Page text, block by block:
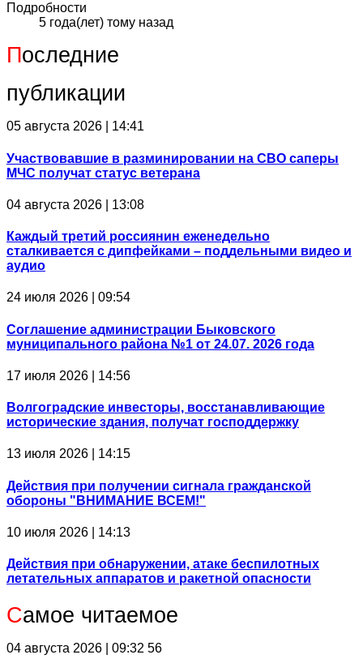
Подробности
5 года(лет) тому назад
Последние
публикации
05 августа 2026 | 14:41
Участвовавшие в разминировании на СВО саперы
МЧС получат статус ветерана
04 августа 2026 | 13:08
Каждый третий россиянин еженедельно
сталкивается с дипфейками – поддельными видео и
аудио
24 июля 2026 | 09:54
Соглашение администрации Быковского
муниципального района №1 от 24.07. 2026 года
17 июля 2026 | 14:56
Волгоградские инвесторы, восстанавливающие
исторические здания, получат господдержку
13 июля 2026 | 14:15
Действия при получении сигнала гражданской
обороны "ВНИМАНИЕ ВСЕМ!"
10 июля 2026 | 14:13
Действия при обнаружении, атаке беспилотных
летательных аппаратов и ракетной опасности
Самое читаемое
04 августа 2026 | 09:32 56